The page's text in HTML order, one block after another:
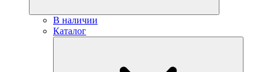
В наличии
Каталог